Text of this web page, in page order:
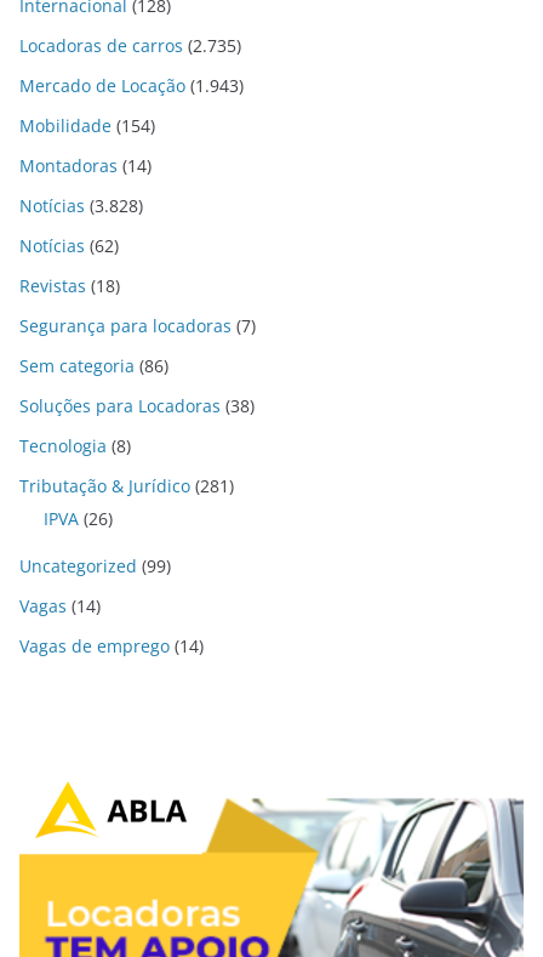
Internacional (128)
Locadoras de carros (2.735)
Mercado de Locação (1.943)
Mobilidade (154)
Montadoras (14)
Notícias (3.828)
Notícias (62)
Revistas (18)
Segurança para locadoras (7)
Sem categoria (86)
Soluções para Locadoras (38)
Tecnologia (8)
Tributação & Jurídico (281)
IPVA (26)
Uncategorized (99)
Vagas (14)
Vagas de emprego (14)